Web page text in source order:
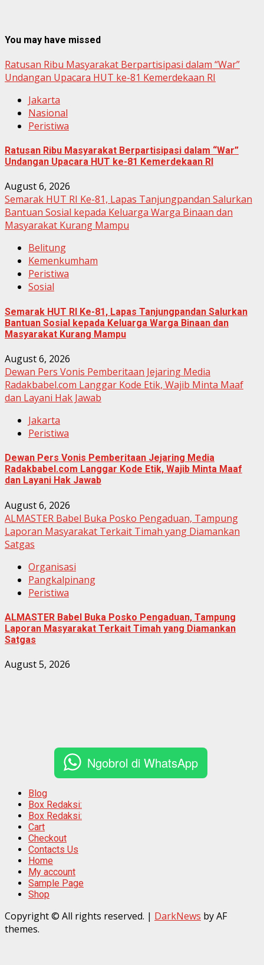
You may have missed
Ratusan Ribu Masyarakat Berpartisipasi dalam “War”
Undangan Upacara HUT ke-81 Kemerdekaan RI
Jakarta
Nasional
Peristiwa
Ratusan Ribu Masyarakat Berpartisipasi dalam “War”
Undangan Upacara HUT ke-81 Kemerdekaan RI
August 6, 2026
Semarak HUT RI Ke-81, Lapas Tanjungpandan Salurkan
Bantuan Sosial kepada Keluarga Warga Binaan dan
Masyarakat Kurang Mampu
Belitung
Kemenkumham
Peristiwa
Sosial
Semarak HUT RI Ke-81, Lapas Tanjungpandan Salurkan
Bantuan Sosial kepada Keluarga Warga Binaan dan
Masyarakat Kurang Mampu
August 6, 2026
Dewan Pers Vonis Pemberitaan Jejaring Media
Radakbabel.com Langgar Kode Etik, Wajib Minta Maaf
dan Layani Hak Jawab
Jakarta
Peristiwa
Dewan Pers Vonis Pemberitaan Jejaring Media
Radakbabel.com Langgar Kode Etik, Wajib Minta Maaf
dan Layani Hak Jawab
August 6, 2026
ALMASTER Babel Buka Posko Pengaduan, Tampung
Laporan Masyarakat Terkait Timah yang Diamankan
Satgas
Organisasi
Pangkalpinang
Peristiwa
ALMASTER Babel Buka Posko Pengaduan, Tampung
Laporan Masyarakat Terkait Timah yang Diamankan
Satgas
August 5, 2026
Ngobrol di WhatsApp
Blog
Box Redaksi:
Box Redaksi:
Cart
Checkout
Contacts Us
Home
My account
Sample Page
Shop
Copyright © All rights reserved. | DarkNews by AF
themes.